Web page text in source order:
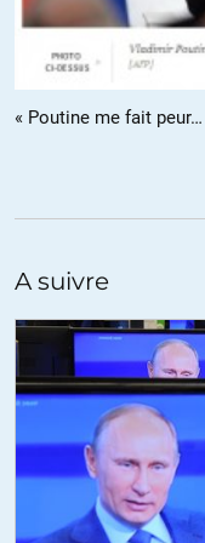
ril//
la mondialisation
le marché mondial.
perd que des
la même capacité à
choses égales par
l’accroissement de
les tendances
sont abondamment
livre. Il faut donc
de construire une
Européens va à
« Poutine me fait peur…
A suivre